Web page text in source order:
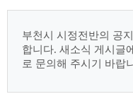
부천시 시정전반의 공
합니다. 새소식 게시글
로 문의해 주시기 바랍